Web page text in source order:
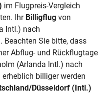
im Flugpreis-Vergleich
Ihr Billigflug von
Intl.) nach
Sie bitte, dass
Abflug- und Rückflugtage
(Arlanda Intl.) nach
billiger werden
Düsseldorf (Intl.)